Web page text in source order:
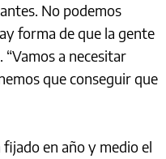
No podemos
forma de que la gente
a necesitar
que conseguir que
en año y medio el